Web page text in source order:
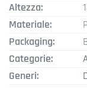
Altezza:
Materiale:
Packaging:
Categorie:
Generi: